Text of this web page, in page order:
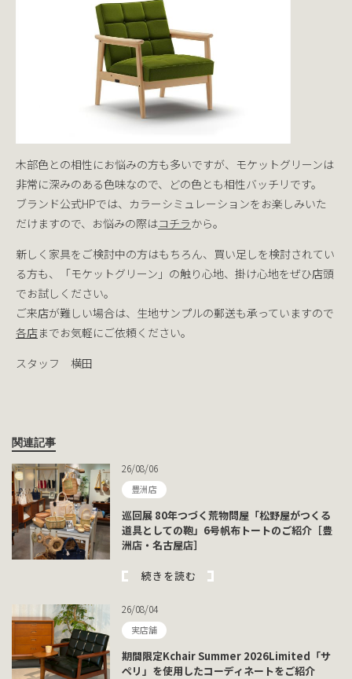
木部色との相性にお悩みの方も多いですが、モケットグリーンは
非常に深みのある色味なので、どの色とも相性バッチリです。
ブランド公式HPでは、カラーシミュレーションをお楽しみいた
だけますので、お悩みの際はコチラから。
新しく家具をご検討中の方はもちろん、買い足しを検討されてい
る方も、「モケットグリーン」の触り心地、掛け心地をぜひ店頭
でお試しください。
ご来店が難しい場合は、生地サンプルの郵送も承っていますので
各店までお気軽にご依頼ください。
スタッフ 横田
関連記事
26/08/06
豊洲店
巡回展 80年つづく荒物問屋「松野屋がつくる
道具としての鞄」6号帆布トートのご紹介［豊
洲店・名古屋店］
続きを読む
26/08/04
実店舗
期間限定Kchair Summer 2026Limited「サ
ペリ」を使用したコーディネートをご紹介